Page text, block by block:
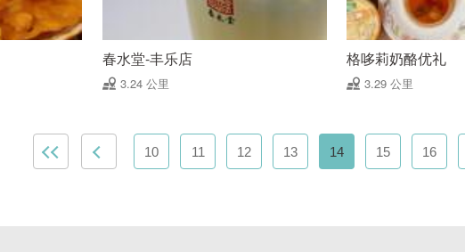
春水堂-丰乐店
3.24 公里
格哆莉奶酪优礼
3.29 公里
10 11 12 13 14 15 16